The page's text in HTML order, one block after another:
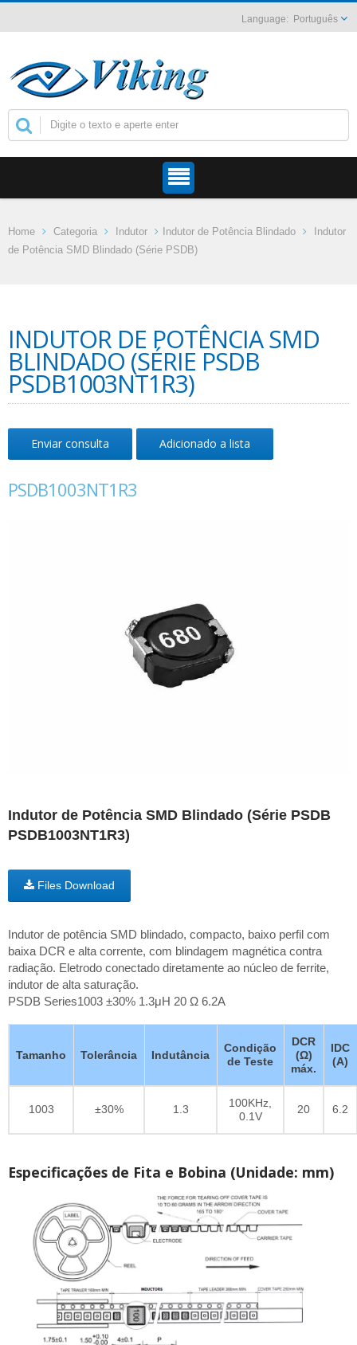
Português
Home Categoria Indutor Indutor de Potência Blindado
Indutor
de Potência SMD Blindado (Série PSDB)
INDUTOR DE POTÊNCIA SMD
BLINDADO (SÉRIE PSDB
PSDB1003NT1R3)
Enviar consulta Adicionado a lista
PSDB1003NT1R3
Indutor de Potência SMD Blindado (Série PSDB
PSDB1003NT1R3)
Files Download
Indutor de potência SMD blindado, compacto, baixo perfil com
baixa DCR e alta corrente, com blindagem magnética contra
radiação. Eletrodo conectado diretamente ao núcleo de ferrite,
indutor de alta saturação.
PSDB Series1003 ±30% 1.3μH 20 Ω 6.2A
Tamanho Tolerância Indutância
Condição
de Teste
DCR
(Ω)
máx.
IDC
(A)
1003 ±30% 1.3
100KHz,
0.1V
20 6.2
Especificações de Fita e Bobina (Unidade: mm)